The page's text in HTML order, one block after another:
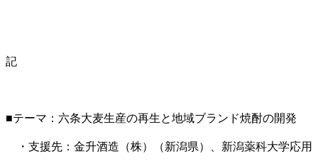
記
■テーマ：六条大麦生産の再生と地域ブランド焼酎の開発
・支援先：金升酒造（株）（新潟県）、新潟薬科大学応用